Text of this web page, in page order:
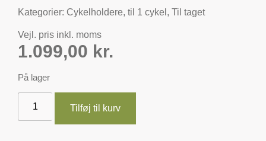
Kategorier: Cykelholdere, til 1 cykel , Til taget
Vejl. pris inkl. moms
1.099,00 kr.
På lager
Tilføj til kurv